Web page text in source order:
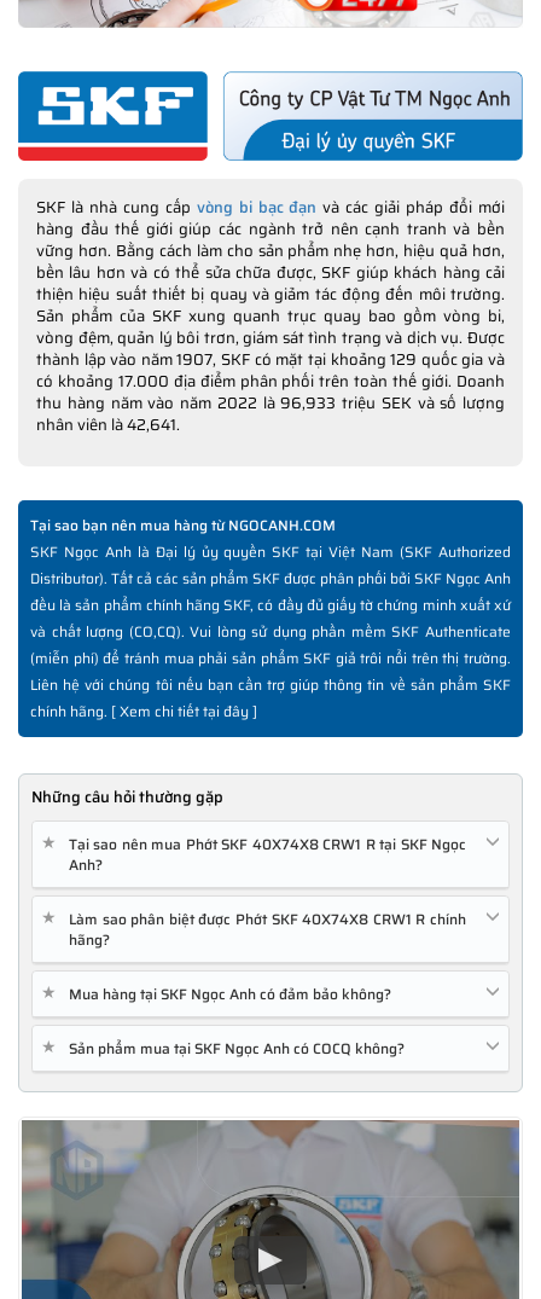
SKF là nhà cung cấp vòng bi bạc đạn và các giải pháp đổi mới
hàng đầu thế giới giúp các ngành trở nên cạnh tranh và bền
vững hơn. Bằng cách làm cho sản phẩm nhẹ hơn, hiệu quả hơn,
bền lâu hơn và có thể sửa chữa được, SKF giúp khách hàng cải
thiện hiệu suất thiết bị quay và giảm tác động đến môi trường.
Sản phẩm của SKF xung quanh trục quay bao gồm vòng bi,
vòng đệm, quản lý bôi trơn, giám sát tình trạng và dịch vụ. Được
thành lập vào năm 1907, SKF có mặt tại khoảng 129 quốc gia và
có khoảng 17.000 địa điểm phân phối trên toàn thế giới. Doanh
thu hàng năm vào năm 2022 là 96,933 triệu SEK và số lượng
nhân viên là 42,641.
Tại sao bạn nên mua hàng từ NGOCANH.COM
SKF Ngọc Anh là Đại lý ủy quyền SKF tại Việt Nam (SKF Authorized
Distributor). Tất cả các sản phẩm SKF được phân phối bởi SKF Ngọc Anh
đều là sản phẩm chính hãng SKF, có đầy đủ giấy tờ chứng minh xuất xứ
và chất lượng (CO,CQ). Vui lòng sử dụng phần mềm SKF Authenticate
(miễn phí) để tránh mua phải sản phẩm SKF giả trôi nổi trên thị trường.
Liên hệ với chúng tôi nếu bạn cần trợ giúp thông tin về sản phẩm SKF
chính hãng. [Xem chi tiết tại đây]
Những câu hỏi thường gặp
★
Tại sao nên mua Phớt SKF 40X74X8 CRW1 R tại SKF Ngọc
Anh?
★
Làm sao phân biệt được Phớt SKF 40X74X8 CRW1 R chính
hãng?
★ Mua hàng tại SKF Ngọc Anh có đảm bảo không?
★ Sản phẩm mua tại SKF Ngọc Anh có COCQ không?